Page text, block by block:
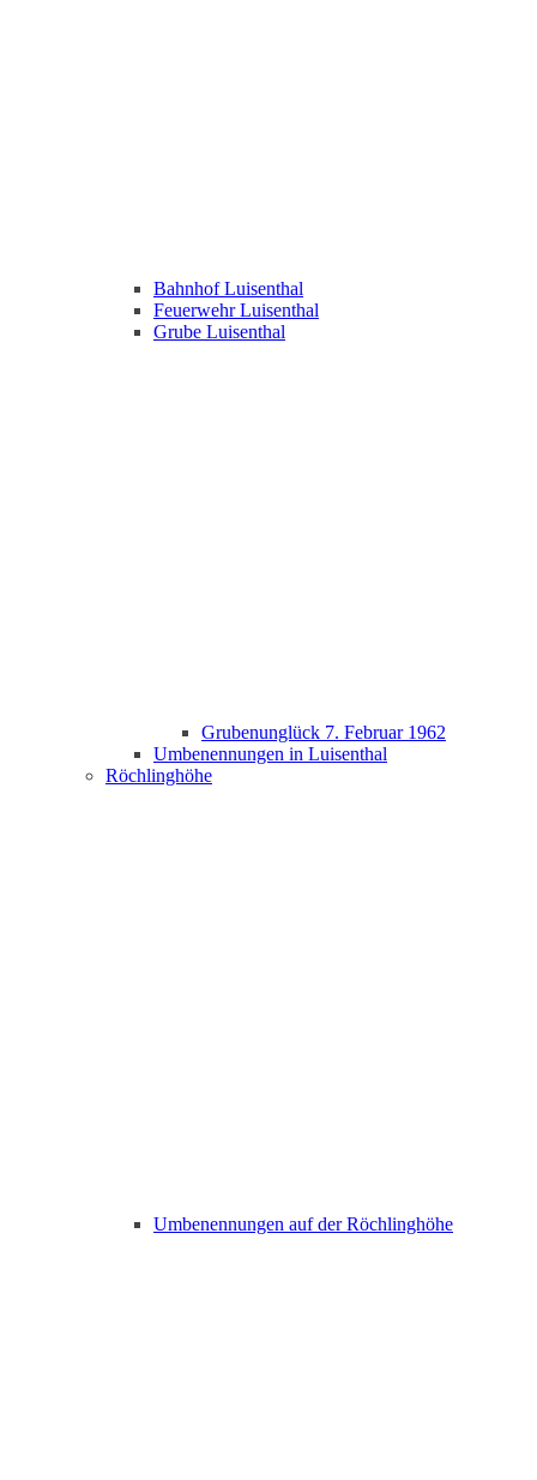
Bahnhof Luisenthal
Feuerwehr Luisenthal
Grube Luisenthal
Grubenunglück 7. Februar 1962
Umbenennungen in Luisenthal
Röchlinghöhe
Umbenennungen auf der Röchlinghöhe